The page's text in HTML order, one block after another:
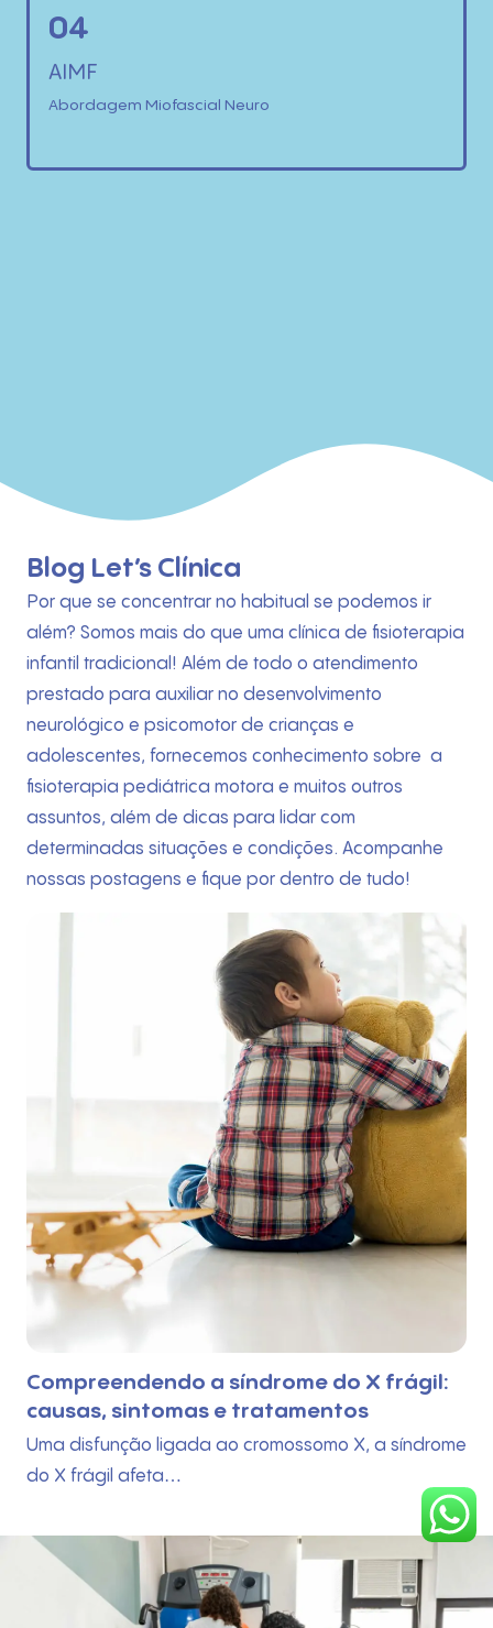
04
AIMF
Abordagem Miofascial Neuro
Blog Let’s Clínica
Por que se concentrar no habitual se podemos ir
além? Somos mais do que uma clínica de fisioterapia
infantil tradicional! Além de todo o atendimento
prestado para auxiliar no desenvolvimento
neurológico e psicomotor de crianças e
adolescentes, fornecemos conhecimento sobre a
fisioterapia pediátrica motora e muitos outros
assuntos, além de dicas para lidar com
determinadas situações e condições. Acompanhe
nossas postagens e fique por dentro de tudo!
A importância dos jogos e
no desenvolvimento infantil
Para crescer de forma saudável,
mundo com curiosidade e autonomia,…